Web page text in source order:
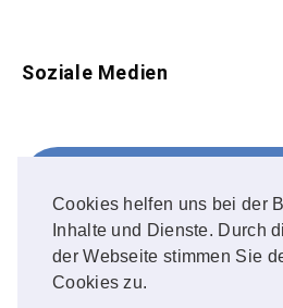
Cookies helfen uns bei der
Inhalte und Dienste. Durch
der Webseite stimmen Sie
Cookies zu.
Soziale Medien
FOLLOW ME!
Instagram
OUR PHOTOS!